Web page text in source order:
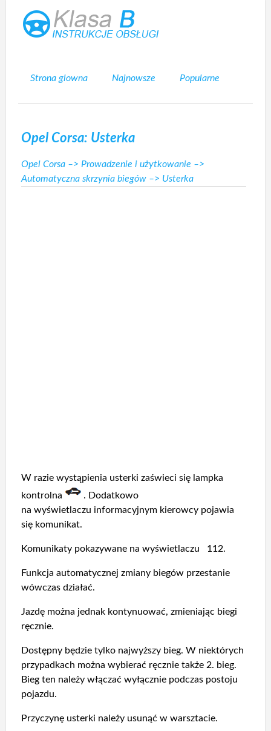
Strona glowna Najnowsze Popularne
Opel Corsa: Usterka
Opel Corsa –> Prowadzenie i użytkowanie –>
Automatyczna skrzynia biegów –> Usterka
W razie wystąpienia usterki zaświeci się lampka
kontrolna
. Dodatkowo
na wyświetlaczu informacyjnym kierowcy pojawia
się komunikat.
Komunikaty pokazywane na wyświetlaczu 112.
Funkcja automatycznej zmiany biegów przestanie
wówczas działać.
Jazdę można jednak kontynuować, zmieniając biegi
ręcznie.
Dostępny będzie tylko najwyższy bieg. W niektórych
przypadkach można wybierać ręcznie także 2. bieg.
Bieg ten należy włączać wyłącznie podczas postoju
pojazdu.
Przyczynę usterki należy usunąć w warsztacie.